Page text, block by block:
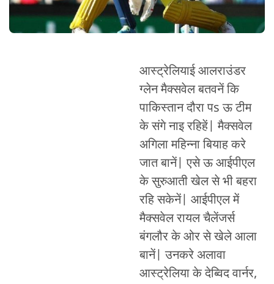
आस्ट्रेलियाई आलराउंडर
ग्लेन मैक्सवेल बतवनें कि
पाकिस्तान दौरा पs ऊ टीम
के संगे नाइ रहिहें| मैक्सवेल
अगिला महिन्ना बियाह करे
जात बानें| एसे ऊ आईपीएल
के सुरुआती खेल से भी बहरा
रहि सकेनें| आईपीएल में
मैक्सवेल रायल चैलेंजर्स
बंगलौर के ओर से खेले आला
बानें| उनकरे अलावा
आस्ट्रेलिया के देब्विद वार्नर,